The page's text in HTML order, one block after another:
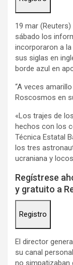
19 mar
sábado los
incorporaron a
sus siglas en
borde azul en
“A veces
Roscosmos en
«Los trajes de
hechos con los
Técnica Estatal
los tres
ucraniana y
Regístrese
y gratuito a
Registro
El director
su canal
no simpatizaban